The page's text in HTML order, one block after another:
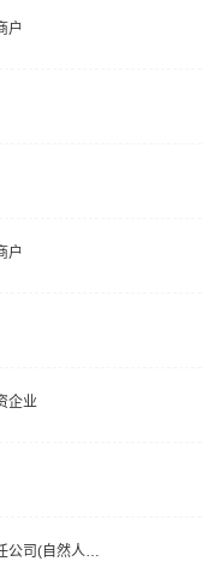
户
户
企业
有限责任公司(自然人投资或控股)